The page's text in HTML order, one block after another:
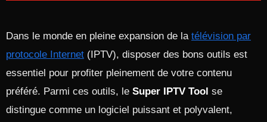
Dans le monde en pleine expansion de la télévision par
protocole Internet (IPTV), disposer des bons outils est
essentiel pour profiter pleinement de votre contenu
préféré. Parmi ces outils, le Super IPTV Tool se
distingue comme un logiciel puissant et polyvalent,